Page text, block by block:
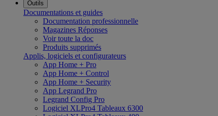
Outils
Documentations et guides
Documentation professionnelle
Magazines Réponses
Voir toute la doc
Produits supprimés
Applis, logiciels et configurateurs
App Home + Pro
App Home + Control
App Home + Security
App Legrand Pro
Legrand Config Pro
Logiciel XLPro4 Tableaux 6300